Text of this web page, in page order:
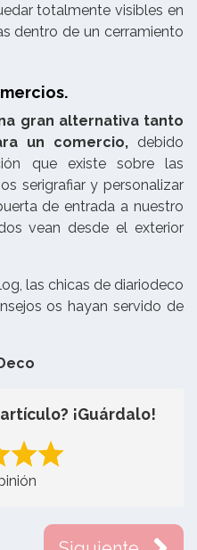
totalmente visibles en
dentro de un cerramiento
gran alternativa tanto
un comercio, debido
que existe sobre las
serigrafiar y personalizar
de entrada a nuestro
vean desde el exterior
las chicas de diariodeco
os hayan servido de
¡Guárdalo!